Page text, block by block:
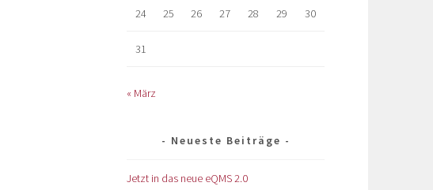
24 25 26 27 28 29 30
31
« März
Neueste Beiträge
Jetzt in das neue eQMS 2.0